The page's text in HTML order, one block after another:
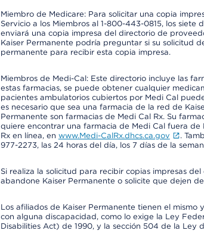
Miembro de Medicare: Para solicitar una copia
Servicio a los Miembros al 1-800-443-0815, los siete
enviará una copia impresa del directorio de
Kaiser Permanente podría preguntar si su solicitud
permanente para recibir esta copia impresa.
Miembros de Medi-Cal: Este directorio incluye las
estas farmacias, se puede obtener cualquier
pacientes ambulatorios cubiertos por Medi Cal
es necesario que sea una farmacia de la red de
Permanente son farmacias de Medi Cal Rx. Su
quiere encontrar una farmacia de Medi Cal fuera
Rx en línea, en www.Medi-CalRx.dhcs.ca.gov
.
977-2273, las 24 horas del día, los 7 días de la
Si realiza la solicitud para recibir copias impresas
abandone Kaiser Permanente o solicite que dejen
Los afiliados de Kaiser Permanente tienen el mismo
con alguna discapacidad, como lo exige la Ley
Disabilities Act) de 1990, y la sección 504 de la Ley